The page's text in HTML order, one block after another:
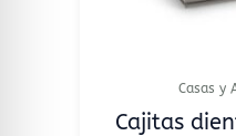
Casas y
Cajitas